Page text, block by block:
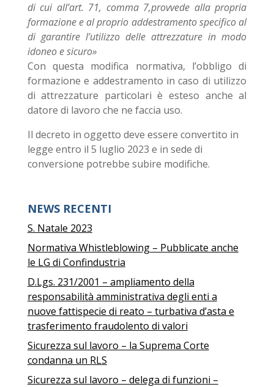
di cui all’art. 71, comma 7,provvede alla propria
formazione e al proprio addestramento specifico al
di garantire l’utilizzo delle attrezzature in modo
idoneo e sicuro»
Con questa modifica normativa, l’obbligo di
formazione e addestramento in caso di utilizzo
di attrezzature particolari è esteso anche al
datore di lavoro che ne faccia uso.
Il decreto in oggetto deve essere convertito in
legge entro il 5 luglio 2023 e in sede di
conversione potrebbe subire modifiche.
NEWS RECENTI
S. Natale 2023
Normativa Whistleblowing – Pubblicate anche
le LG di Confindustria
D.Lgs. 231/2001 – ampliamento della
responsabilità amministrativa degli enti a
nuove fattispecie di reato – turbativa d’asta e
trasferimento fraudolento di valori
Sicurezza sul lavoro – la Suprema Corte
condanna un RLS
Sicurezza sul lavoro – delega di funzioni –